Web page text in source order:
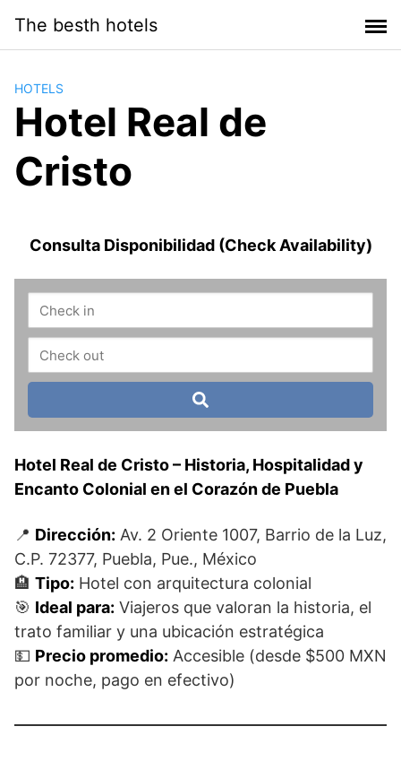
contenido
The besth hotels
HOTELS
Hotel Real de
Cristo
Consulta Disponibilidad (Check Availability)
Hotel Real de Cristo – Historia, Hospitalidad y
Encanto Colonial en el Corazón de Puebla
📍 Dirección: Av. 2 Oriente 1007, Barrio de la Luz,
C.P. 72377, Puebla, Pue., México
🏨 Tipo: Hotel con arquitectura colonial
🎯 Ideal para: Viajeros que valoran la historia, el
trato familiar y una ubicación estratégica
💵 Precio promedio: Accesible (desde $500 MXN
por noche, pago en efectivo)